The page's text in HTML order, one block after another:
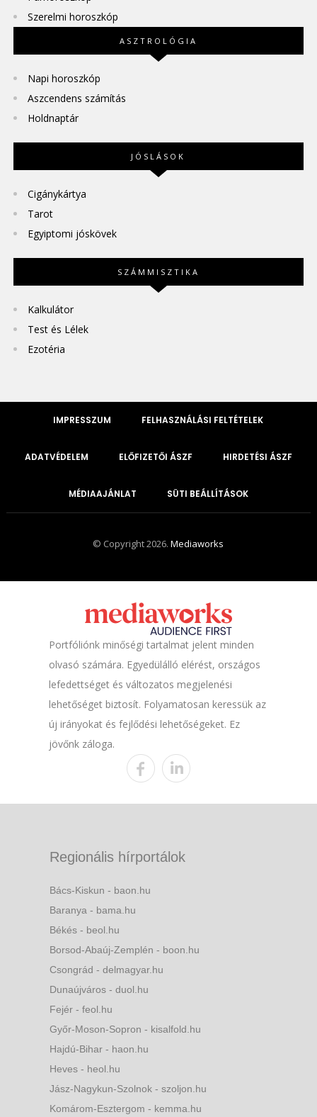
Szerelmi horoszkóp
ASZTROLÓGIA
Napi horoszkóp
Aszcendens számítás
Holdnaptár
JÓSLÁSOK
Cigánykártya
Tarot
Egyiptomi jóskövek
SZÁMMISZTIKA
Kalkulátor
Test és Lélek
Ezotéria
IMPRESSZUM FELHASZNÁLÁSI FELTÉTELEK
ADATVÉDELEM ELŐFIZETŐI ÁSZF HIRDETÉSI ÁSZF
MÉDIAAJÁNLAT SÜTI BEÁLLÍTÁSOK
© Copyright 2026.Mediaworks
Portfóliónk minőségi tartalmat jelent minden
olvasó számára. Egyedülálló elérést, országos
lefedettséget és változatos megjelenési
lehetőséget biztosít. Folyamatosan keressük az
új irányokat és fejlődési lehetőségeket. Ez
jövőnk záloga.
Regionális hírportálok
Bács-Kiskun - baon.hu
Baranya - bama.hu
Békés - beol.hu
Borsod-Abaúj-Zemplén - boon.hu
Csongrád - delmagyar.hu
Dunaújváros - duol.hu
Fejér - feol.hu
Győr-Moson-Sopron - kisalfold.hu
Hajdú-Bihar - haon.hu
Heves - heol.hu
Jász-Nagykun-Szolnok - szoljon.hu
Komárom-Esztergom - kemma.hu